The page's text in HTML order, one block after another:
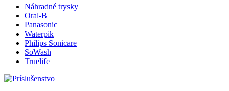
Náhradné trysky
Oral-B
Panasonic
Waterpik
Philips Sonicare
SoWash
Truelife